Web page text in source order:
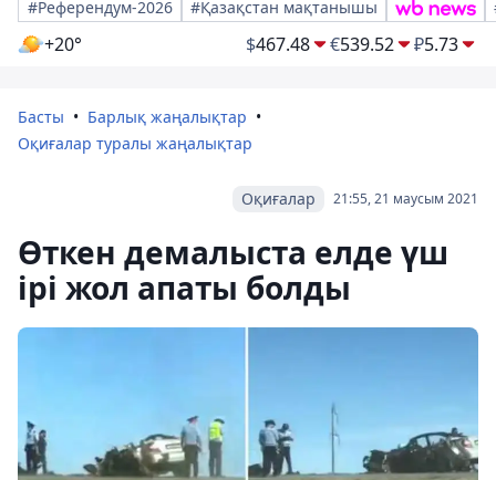
#Референдум-2026
#Қазақстан мақтанышы
+20° $467.48 €539.52 ₽5.73
Басты
Барлық жаңалықтар
Оқиғалар туралы жаңалықтар
21:55, 21 маусым 2021
Оқиғалар
Өткен демалыста елде үш
ірі жол апаты болды